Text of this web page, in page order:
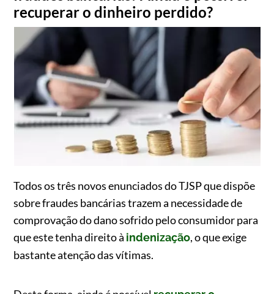
recuperar o dinheiro perdido?
Todos os três novos enunciados do TJSP que dispõe
sobre fraudes bancárias trazem a necessidade de
comprovação do dano sofrido pelo consumidor para
que este tenha direito à indenização, o que exige
bastante atenção das vítimas.